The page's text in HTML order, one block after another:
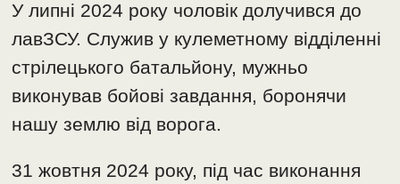
У липні 2024 року чоловік долучився до
лавЗСУ. Служив у кулеметному відділенні
стрілецького батальйону, мужньо
виконував бойові завдання, боронячи
нашу землю від ворога.
31 жовтня 2024 року, під час виконання